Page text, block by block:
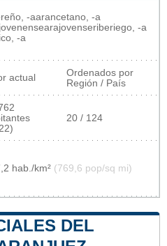
-a​​arancetano, -a​​
-a​
-a​​
actual
Ordenados por
Región / País
20 / 124
hab./km² (769,6 pop/sq mi)
DEL